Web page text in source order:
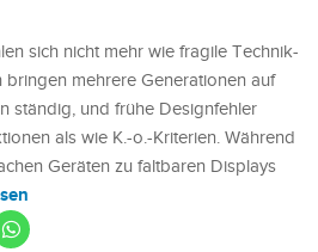
sich nicht mehr wie fragile Technik-
mehrere Generationen auf
ständig, und frühe Designfehler
als wie K.-o.-Kriterien. Während
Geräten zu faltbaren Displays